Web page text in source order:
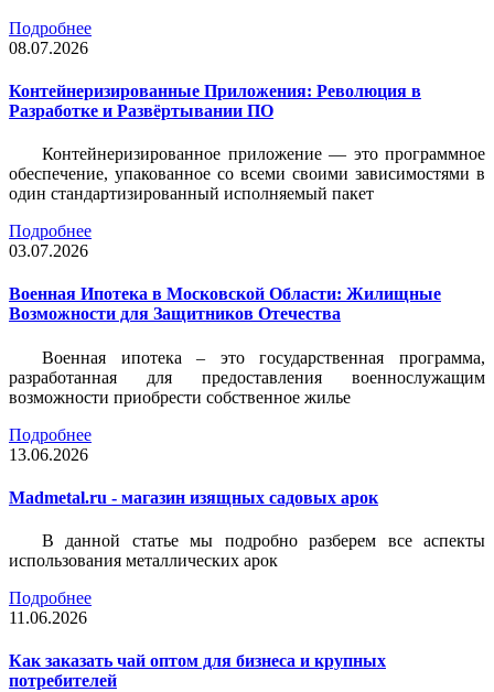
Подробнее
08.07.2026
Контейнеризированные Приложения: Революция в
Разработке и Развёртывании ПО
Контейнеризированное приложение — это программное
обеспечение, упакованное со всеми своими зависимостями в
один стандартизированный исполняемый пакет
Подробнее
03.07.2026
Военная Ипотека в Московской Области: Жилищные
Возможности для Защитников Отечества
Военная ипотека – это государственная программа,
разработанная для предоставления военнослужащим
возможности приобрести собственное жилье
Подробнее
13.06.2026
Madmetal.ru - магазин изящных садовых арок
В данной статье мы подробно разберем все аспекты
использования металлических арок
Подробнее
11.06.2026
Как заказать чай оптом для бизнеса и крупных
потребителей